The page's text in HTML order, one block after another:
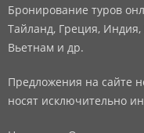
Бронирование туров
Тайланд, Греция,
Вьетнам и др.
Предложения на сайте
носят исключительно